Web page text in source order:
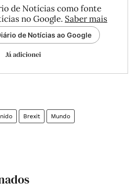
de Notícias como fonte
no Google. Saber mais
de Notícias ao Google
Já adicionei
Brexit Mundo